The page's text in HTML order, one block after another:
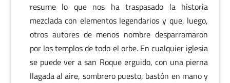
resume lo que nos ha traspasado la historia
mezclada con elementos legendarios y que, luego,
otros autores de menos nombre desparramaron
por los templos de todo el orbe. En cualquier iglesia
se puede ver a san Roque erguido, con una pierna
llagada al aire, sombrero puesto, bastón en mano y